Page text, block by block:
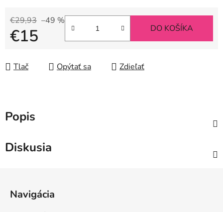
€29,93 –49 %
€15 DO KOŠÍKA
Tlač Opýtať sa Zdieľať
Popis
Diskusia
Navigácia